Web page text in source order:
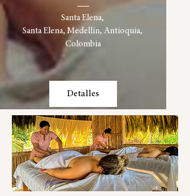
Santa Elena,
Santa Elena, Medellín, Antioquia,
Colombia
Detalles